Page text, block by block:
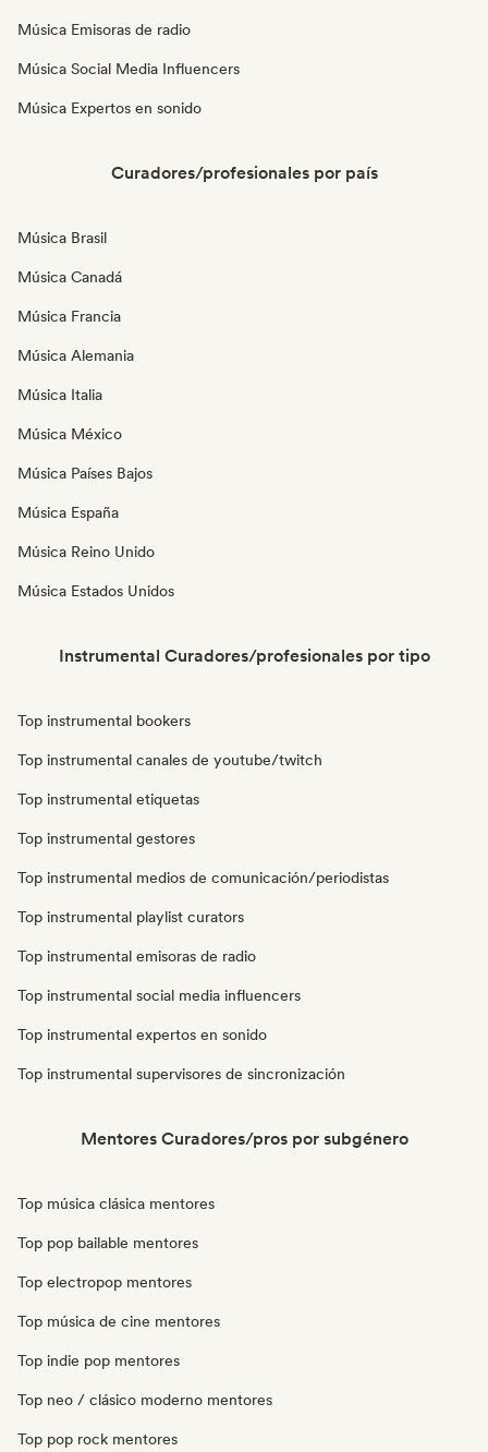
Música Emisoras de radio
Música Social Media Influencers
Música Expertos en sonido
Curadores/profesionales por país
Música Brasil
Música Canadá
Música Francia
Música Alemania
Música Italia
Música México
Música Países Bajos
Música España
Música Reino Unido
Música Estados Unidos
Instrumental Curadores/profesionales por tipo
Top instrumental bookers
Top instrumental canales de youtube/twitch
Top instrumental etiquetas
Top instrumental gestores
Top instrumental medios de comunicación/periodistas
Top instrumental playlist curators
Top instrumental emisoras de radio
Top instrumental social media influencers
Top instrumental expertos en sonido
Top instrumental supervisores de sincronización
Mentores Curadores/pros por subgénero
Top música clásica mentores
Top pop bailable mentores
Top electropop mentores
Top música de cine mentores
Top indie pop mentores
Top neo / clásico moderno mentores
Top pop rock mentores